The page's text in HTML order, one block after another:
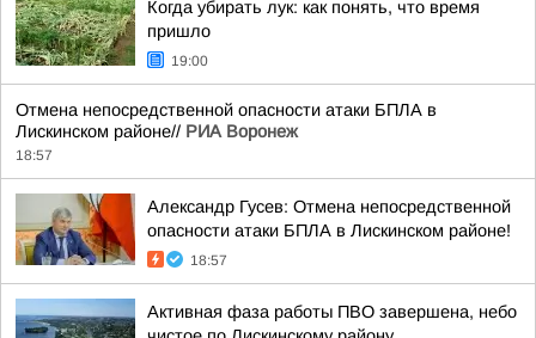
Когда убирать лук: как понять, что время
пришло
19:00
Отмена непосредственной опасности атаки БПЛА в
Лискинском районе// РИА Воронеж
18:57
Александр Гусев: Отмена непосредственной
опасности атаки БПЛА в Лискинском районе!
18:57
Активная фаза работы ПВО завершена, небо